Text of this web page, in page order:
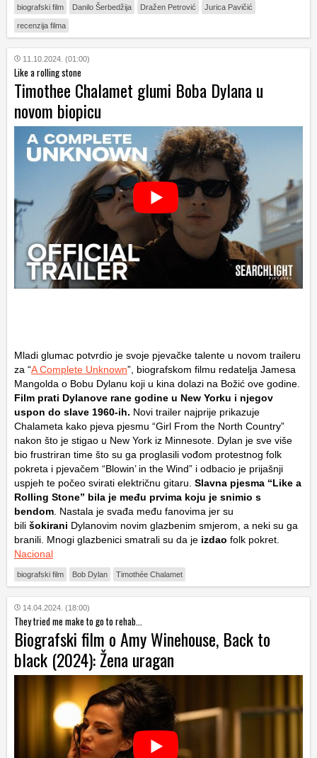
biografski film Danilo Šerbedžija Dražen Petrović Jurica Pavičić
recenzija filma
11.10.2024. (01:00)
Like a rolling stone
Timothee Chalamet glumi Boba Dylana u
novom biopicu
Mladi glumac potvrdio je svoje pjevačke talente u novom traileru
za “A Complete Unknown”, biografskom filmu redatelja Jamesa
Mangolda o Bobu Dylanu koji u kina dolazi na Božić ove godine.
Film prati Dylanove rane godine u New Yorku i njegov
uspon do slave 1960-ih. Novi trailer najprije prikazuje
Chalameta kako pjeva pjesmu “Girl From the North Country”
nakon što je stigao u New York iz Minnesote. Dylan je sve više
bio frustriran time što su ga proglasili vođom protestnog folk
pokreta i pjevačem “Blowin’ in the Wind” i odbacio je prijašnji
uspjeh te počeo svirati električnu gitaru. Slavna pjesma “Like a
Rolling Stone” bila je među prvima koju je snimio s
bendom . Nastala je svađa među fanovima jer su
bili šokirani Dylanovim novim glazbenim smjerom, a neki su ga
branili. Mnogi glazbenici smatrali su da je izdao folk pokret.
Nacional
biografski film Bob Dylan Timothée Chalamet
14.04.2024. (18:00)
They tried me make to go to rehab...
Biografski film o Amy Winehouse, Back to
black (2024): Žena uragan